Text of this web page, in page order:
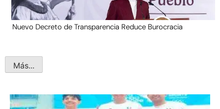
Nuevo Decreto de Transparencia Reduce Burocracia
Más...